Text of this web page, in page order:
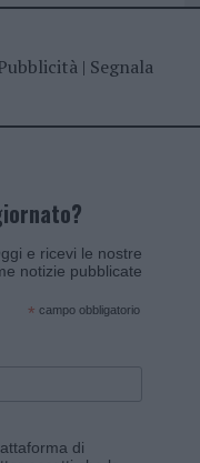
| Segnala
e ricevi le nostre
notizie pubblicate
* campo obbligatorio
di